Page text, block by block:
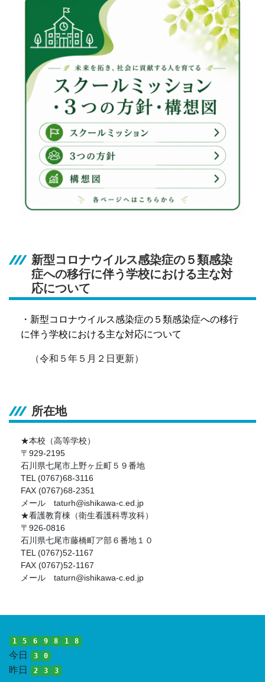
新型コロナウイルス感染症の５類感染
症への移行に伴う学校における主な対
応について
・ 新型コロナウイルス感染症の５類感染症への移行
に伴う学校における主な対応について
（令和５年５月２日更新）
所在地
★本校（高等学校）
〒929-2195
石川県七尾市上野ヶ丘町５９番地
TEL (0767)68-3116
FAX (0767)68-2351
メール taturh@ishikawa-c.ed.jp
★看護教育棟（衛生看護科専攻科）
〒926-0816
石川県七尾市藤橋町ア部６番地１０
TEL (0767)52-1167
FAX (0767)52-1167
メール taturn@ishikawa-c.ed.jp
1 5 6 9 8 1 8
今日 3 0
昨日 2 3 3